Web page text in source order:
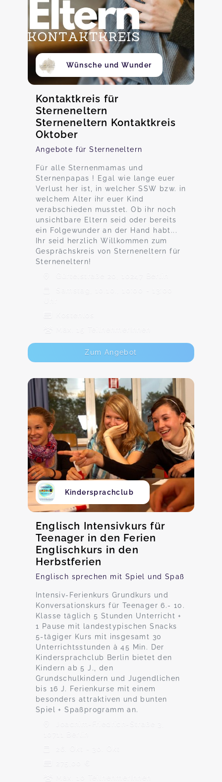
Wünsche und Wunder
Kontaktkreis für
Sterneneltern
Sterneneltern Kontaktkreis
Oktober
Angebote für Sterneneltern
Für alle Sternenmamas und
Sternenpapas ! Egal wie lange euer
Verlust her ist, in welcher SSW bzw. in
welchem Alter ihr euer Kind
verabschieden musstet. Ob ihr noch
unsichtbare Eltern seid oder bereits
ein Folgewunder an der Hand habt...
Ihr seid herzlich Willkommen zum
Gesprächskreis von Sterneneltern für
Sterneneltern!
Gürtelstraße 20, 10247 Berlin
Samstag, 10.10., 10:00 - 13:00
Max. 15 TeilnehmerInnen
Zum Angebot
Kindersprachclub
Englisch Intensivkurs für
Teenager in den Ferien
Englischkurs in den
Herbstferien
Englisch sprechen mit Spiel und Spaß
Intensiv-Ferienkurs Grundkurs und
Konversationskurs für Teenager 6.- 10.
Klasse täglich 5 Stunden Unterricht +
1 Pause mit landestypischen Snacks
5-tägiger Kurs mit insgesamt 30
Unterrichtsstunden à 45 Min. Der
Kindersprachclub Berlin bietet den
Kindern ab 5 J., den
Grundschulkindern und Jugendlichen
bis 16 J. Ferienkurse mit einem
besonders attraktiven und bunten
Spiel + Spaßprogramm an.
Joachim-Friedrich-Straße 3,
10711 Berlin
26. Okt - 30. Okt
275,00 €
Max. 10 TeilnehmerInnen